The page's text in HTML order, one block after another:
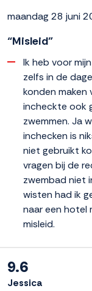
maandag 28 juni
“Misleid”
Ik heb voor
zelfs in de
konden maken
incheckte ook
zwemmen. Ja
inchecken is
niet gebruikt
vragen bij de
zwembad niet
wisten had ik
naar een hotel
misleid.
9.6
Jessica